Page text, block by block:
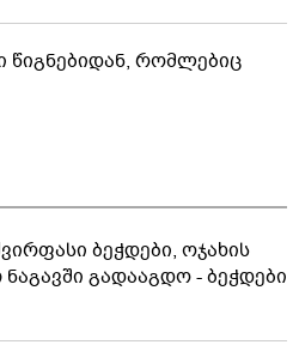
წიგნებიდან, რომლებიც
ბეჭდები, ოჯახის
გადააგდო - ბეჭდები